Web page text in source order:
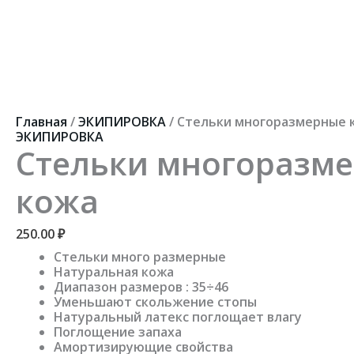
Главная /ЭКИПИРОВКА/ Стельки многоразмерные
ЭКИПИРОВКА
Стельки
кожа
250.00₽
Стельки много размерные
Натуральная кожа
Диапазон размеров : 35÷46
Уменьшают скольжение стопы
Натуральный латекс поглощает влагу
Поглощение запаха
Амортизирующие свойства
кожа